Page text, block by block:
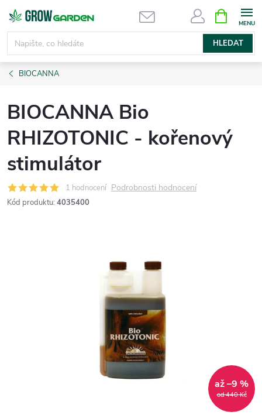
Přejít
obsah
HLEDAT
NÁKUPNÍ
KOŠÍK
BIOCANNA
BIOCANNA Bio
RHIZOTONIC - kořenový
stimulátor
1 hodnocení Podrobnosti hodnocení
Kód produktu: 4035400
od 440 Kč
až –9 %